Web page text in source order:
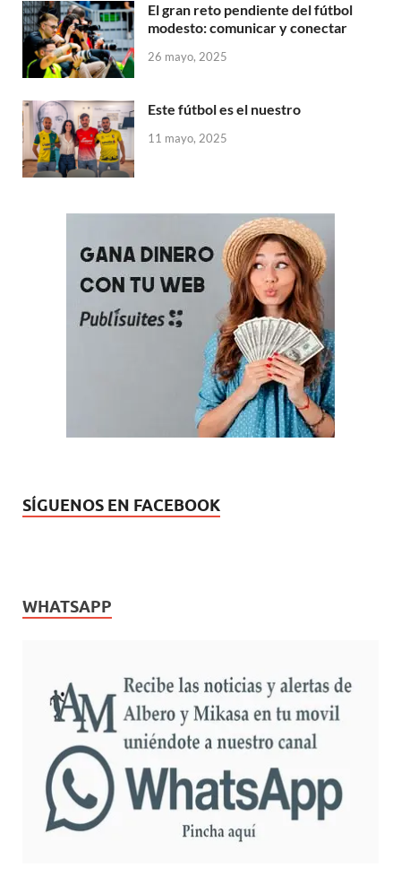
El gran reto pendiente del fútbol
modesto: comunicar y conectar
26 mayo, 2025
Este fútbol es el nuestro
11 mayo, 2025
SÍGUENOS EN FACEBOOK
WHATSAPP